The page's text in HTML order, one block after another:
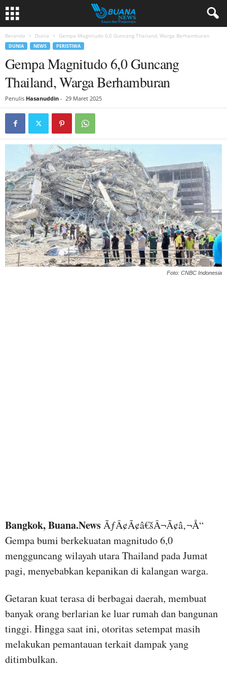
Beranda Dunia Gempa Magnitudo 6,0 Guncang Thailand, Warga Berhamburan
DUNIA NEWS PERISTIWA
Gempa Magnitudo 6,0 Guncang
Thailand, Warga Berhamburan
Penulis Hasanuddin - 29 Maret 2025
Foto: CNBC Indonesia
Bangkok, Buana.NewsÃƒÂ¢Ã¢â€šÂ¬Ã¢â‚¬Å“
Gempa bumi berkekuatan magnitudo 6,0
mengguncang wilayah utara Thailand pada Jumat
pagi, menyebabkan kepanikan di kalangan warga.
Getaran kuat terasa di berbagai daerah, membuat
banyak orang berlarian ke luar rumah dan bangunan
tinggi. Hingga saat ini, otoritas setempat masih
melakukan pemantauan terkait dampak yang
ditimbulkan.